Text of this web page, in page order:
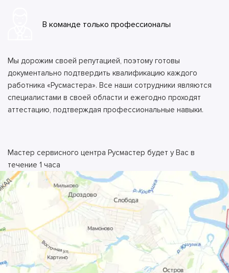
В команде только профессионалы
Мы дорожим своей репутацией, поэтому готовы
документально подтвердить квалификацию каждого
работника «Русмастера». Все наши сотрудники являются
специалистами в своей области и ежегодно проходят
аттестацию, подтверждая профессиональные навыки.
Мастер сервисного центра Русмастер будет у Вас в
течение 1 часа